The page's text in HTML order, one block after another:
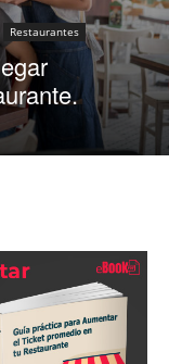
Restaurantes